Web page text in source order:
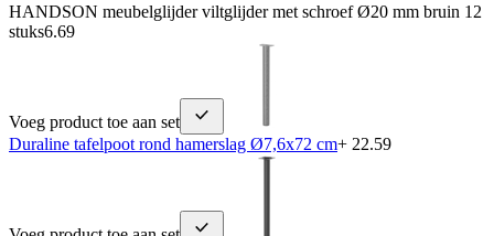
HANDSON meubelglijder viltglijder met schroef Ø20 mm bruin 12
stuks6.69
Voeg product toe aan set
Duraline tafelpoot rond hamerslag Ø7,6x72 cm+ 22.59